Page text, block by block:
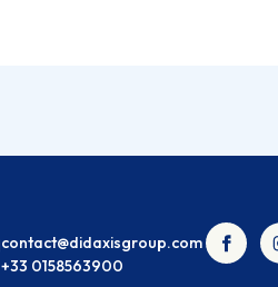
contact@didaxisgroup.com
+33 0158563900